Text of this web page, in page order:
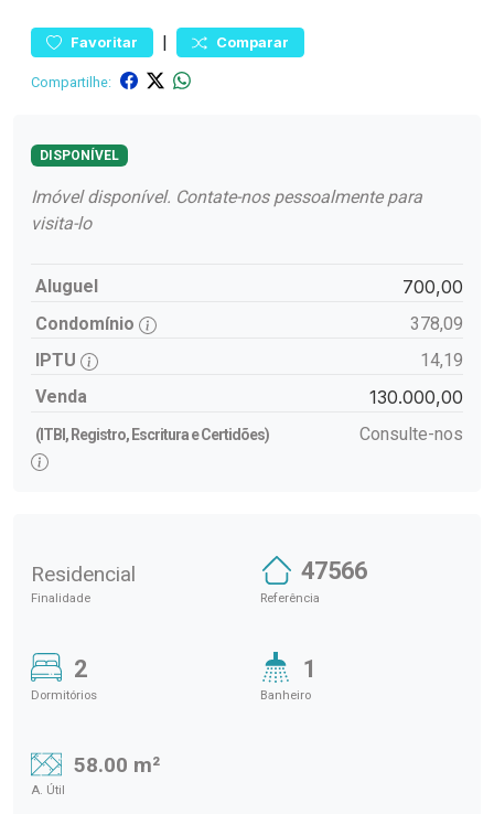
Favoritar | Comparar
Compartilhe:
DISPONÍVEL
Imóvel disponível. Contate-nos pessoalmente para
visita-lo
Aluguel 700,00
Condomínio
378,09
IPTU
14,19
Venda
130.000,00
(ITBI, Registro, Escritura e Certidões) Consulte-nos
Residencial
Finalidade
47566
Referência
2
Dormitórios
1
Banheiro
58.00 m²
A. Útil